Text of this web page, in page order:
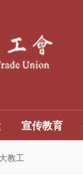
宣传教育
教工